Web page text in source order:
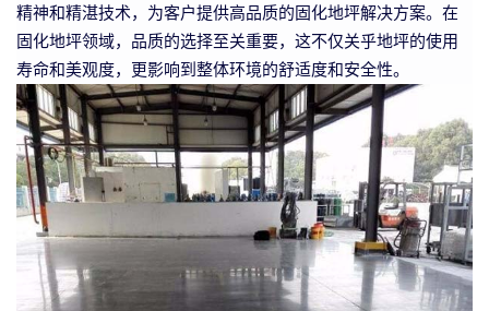
精神和精湛技术，为客户提供高品质的固化地坪解决方案。在
固化地坪领域，品质的选择至关重要，这不仅关乎地坪的使用
寿命和美观度，更影响到整体环境的舒适度和安全性。